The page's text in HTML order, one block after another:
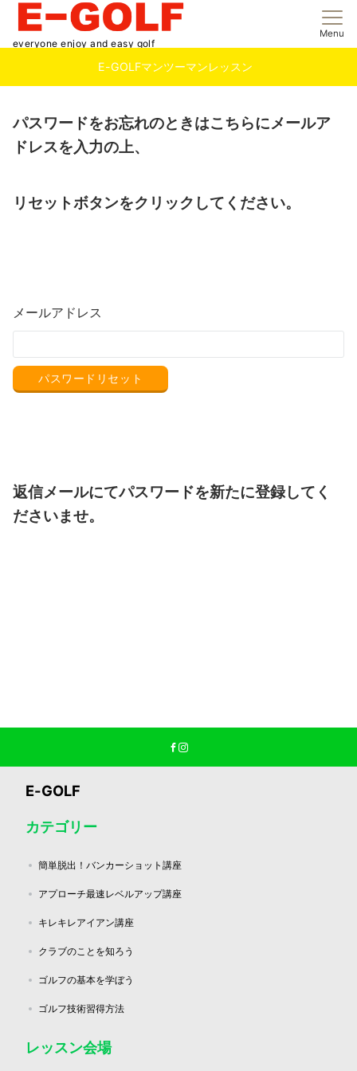
everyone enjoy and easy golf
Menu
E-GOLFマンツーマンレッスン
パスワードをお忘れのときはこちらにメールア
ドレスを入力の上、
リセットボタンをクリックしてください。
メールアドレス
返信メールにてパスワードを新たに登録してく
ださいませ。
E-GOLF
カテゴリー
簡単脱出！バンカーショット講座
アプローチ最速レベルアップ講座
キレキレアイアン講座
クラブのことを知ろう
ゴルフの基本を学ぼう
ゴルフ技術習得方法
レッスン会場